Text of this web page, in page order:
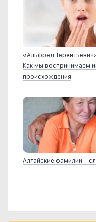
«Альфред
Как мы воспринимаем
происхождения
Алтайские фамилии –